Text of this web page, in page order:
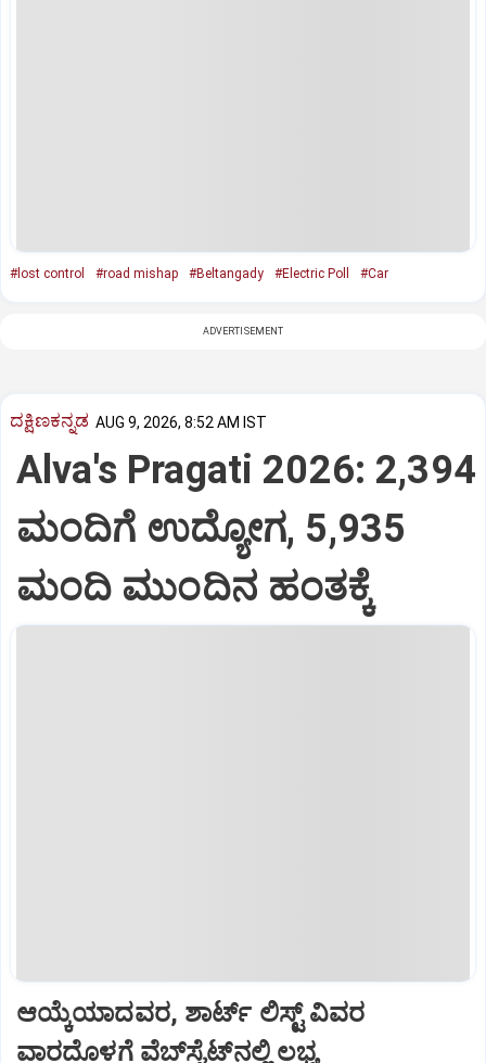
#lost control #road mishap #Beltangady #Electric Poll #Car
ADVERTISEMENT
ದಕ್ಷಿಣಕನ್ನಡ AUG 9, 2026, 8:52 AM IST
Alva's Pragati 2026: 2,394
ಮಂದಿಗೆ ಉದ್ಯೋಗ, 5,935
ಮಂದಿ ಮುಂದಿನ ಹಂತಕ್ಕೆ
ಆಯ್ಕೆಯಾದವರ, ಶಾರ್ಟ್‌ ಲಿಸ್ಟ್‌ ವಿವರ
ವಾರದೊಳಗೆ ವೆಬ್‌ಸೈಟ್‌ನಲ್ಲಿ ಲಭ್ಯ